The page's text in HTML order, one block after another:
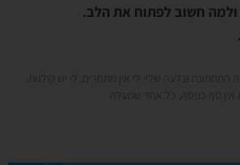
ולמה חשוב לפתוח את הלב.
התחתונה ובדעה שלי: לי אין מתחרים, לי יש קולגות.
אין סף כניסה, כל אחד שמעלה